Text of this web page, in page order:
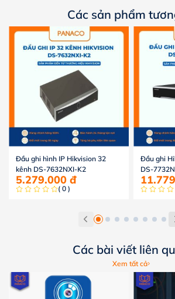
Các sản phẩm
Đầu ghi hình IP Hikvision 32
kênh DS-7632NXI-K2
5.279.000 đ
( 0 )
Đầu ghi
DS-
Các bài viết liên
Xem tất cả